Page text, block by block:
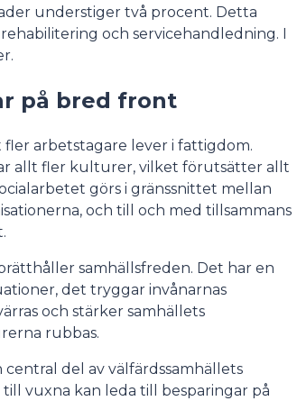
understiger två procent. Detta
och servicehandledning. I
på bred front
arbetstagare lever i fattigdom.
allt fler kulturer, vilket förutsätter allt
görs i gränssnittet mellan
och till och med tillsammans
samhällsfreden. Det har en
det tryggar invånarnas
och stärker samhällets
rubbas.
del av välfärdssamhällets
vuxna kan leda till besparingar på